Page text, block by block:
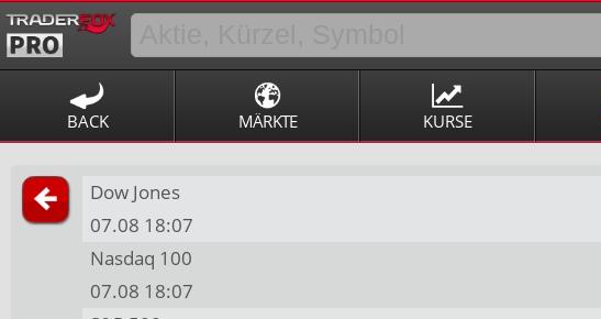
BACK MÄRKTE KURSE
Dow Jones
07.08 18:07
Nasdaq 100
07.08 18:07